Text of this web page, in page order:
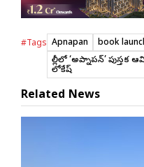
#Tags Apnapan book
ఢిల్లీలో ‘అప్నాపన్’
లోకేష్
Related News